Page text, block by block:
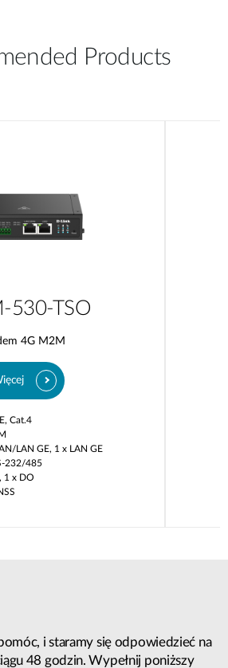
Products
530-TSO
4G M2M
Cat.4​
LAN GE, 1 x LAN GE​
232/485​
1 x DO​
i staramy się odpowiedzieć na
48 godzin. Wypełnij poniższy